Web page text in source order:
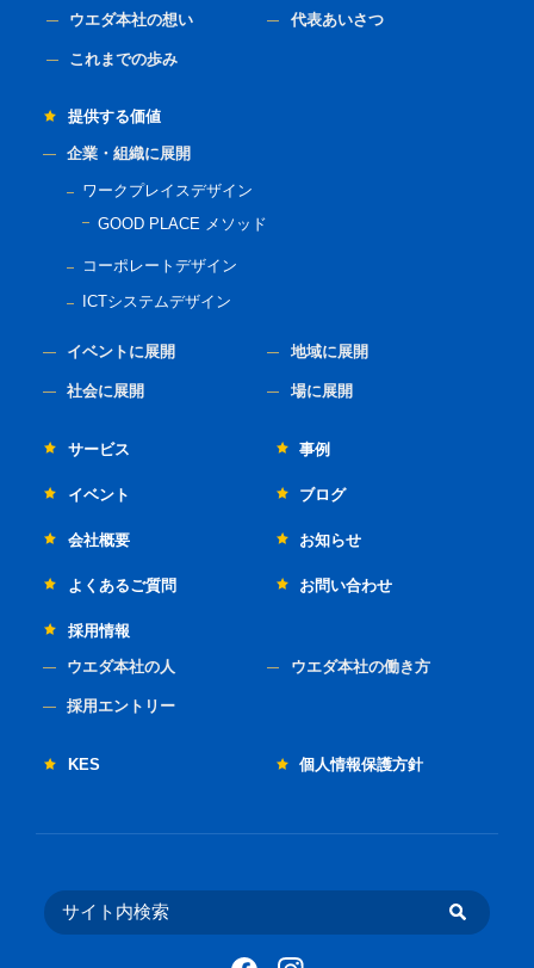
ウエダ本社の想い 代表あいさつ
これまでの歩み
提供する価値
企業・組織に展開
ワークプレイスデザイン
GOOD PLACE メソッド
コーポレートデザイン
ICTシステムデザイン
イベントに展開 地域に展開
社会に展開 場に展開
サービス 事例
イベント ブログ
会社概要 お知らせ
よくあるご質問 お問い合わせ
採用情報
ウエダ本社の人 ウエダ本社の働き方
採用エントリー
KES 個人情報保護方針